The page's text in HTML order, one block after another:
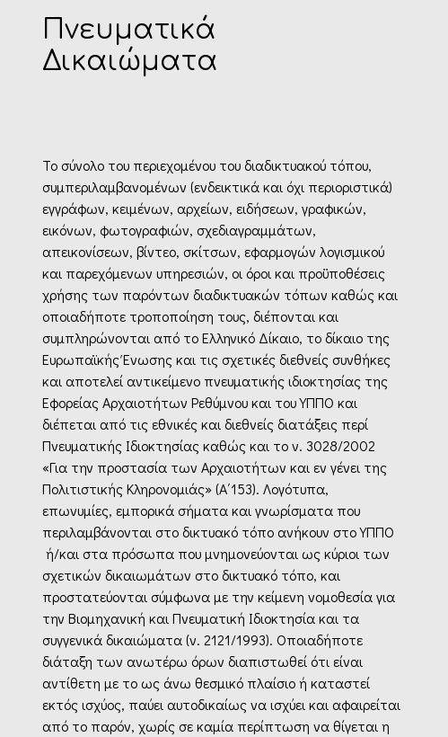
Πνευματικά
Δικαιώματα
Το σύνολο του περιεχομένου του διαδικτυακού τόπου,
συμπεριλαμβανομένων (ενδεικτικά και όχι περιοριστικά)
εγγράφων, κειμένων, αρχείων, ειδήσεων, γραφικών,
εικόνων, φωτογραφιών, σχεδιαγραμμάτων,
απεικονίσεων, βίντεο, σκίτσων, εφαρμογών λογισμικού
και παρεχόμενων υπηρεσιών, οι όροι και προϋποθέσεις
χρήσης των παρόντων διαδικτυακών τόπων καθώς και
οποιαδήποτε τροποποίηση τους, διέπονται και
συμπληρώνονται από το Ελληνικό Δίκαιο, το δίκαιο της
Ευρωπαϊκής Ένωσης και τις σχετικές διεθνείς συνθήκες
και αποτελεί αντικείμενο πνευματικής ιδιοκτησίας της
Εφορείας Αρχαιοτήτων Ρεθύμνου και του ΥΠΠΟ και
διέπεται από τις εθνικές και διεθνείς διατάξεις περί
Πνευματικής Ιδιοκτησίας καθώς και το ν. 3028/2002
«Για την προστασία των Αρχαιοτήτων και εν γένει της
Πολιτιστικής Κληρονομιάς» (Α΄153). Λογότυπα,
επωνυμίες, εμπορικά σήματα και γνωρίσματα που
περιλαμβάνονται στο δικτυακό τόπο ανήκουν στο ΥΠΠΟ
ή/και στα πρόσωπα που μνημονεύονται ως κύριοι των
σχετικών δικαιωμάτων στο δικτυακό τόπο, και
προστατεύονται σύμφωνα με την κείμενη νομοθεσία για
την Βιομηχανική και Πνευματική Ιδιοκτησία και τα
συγγενικά δικαιώματα (ν. 2121/1993). Οποιαδήποτε
διάταξη των ανωτέρω όρων διαπιστωθεί ότι είναι
αντίθετη με το ως άνω θεσμικό πλαίσιο ή καταστεί
εκτός ισχύος, παύει αυτοδικαίως να ισχύει και αφαιρείται
από το παρόν, χωρίς σε καμία περίπτωση να θίγεται η